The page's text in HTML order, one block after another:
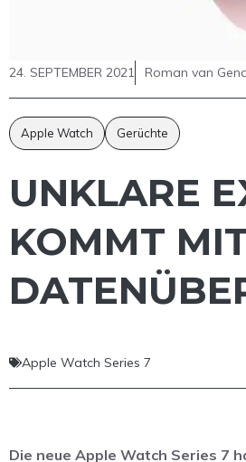
24. SEPTEMBER 2021 Roman van
Apple Watch Gerüchte
UNKLARE
KOMMT
Apple Watch Series 7
Die neue Apple Watch Series 7